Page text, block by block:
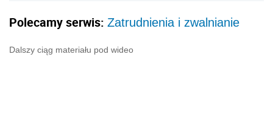
Polecamy serwis: Zatrudnienia i zwalnianie
Dalszy ciąg materiału pod wideo